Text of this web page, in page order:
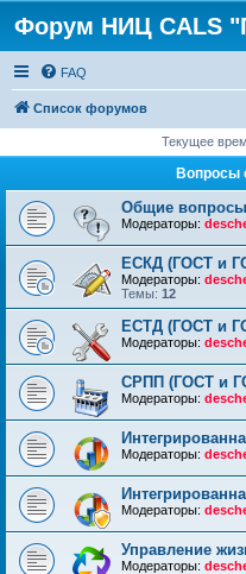
Форум НИЦ CALS
FAQ
Список форумов
Текущее
Вопросы
Общие вопросы
Модераторы:
ЕСКД (ГОСТ и
Модераторы:
Темы: 12
ЕСТД (ГОСТ и
Модераторы:
СРПП (ГОСТ и
Модераторы:
Модераторы:
Модераторы:
Управление
Модераторы: